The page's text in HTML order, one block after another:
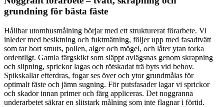
grundning för bästa fäste
Hållbar utomhusmålning börjar med ett strukturerat förarbete. Vi
inleder med besiktning och fuktmätning, följer upp med fasadtvätt
som tar bort smuts, pollen, alger och mögel, och låter ytan torka
ordentligt. Gamla färgskikt som släppt avlägsnas genom skrapning
och slipning, sprickor lagas och rötskadat trä byts vid behov.
Spikskallar efterdras, fogar ses över och ytor grundmålas för
optimalt fäste och jämn sugning. För putsfasader lagar vi sprickor
och skador innan primer och färg appliceras. Det noggranna
underarbetet säkrar en slitstark målning som inte flagnar i förtid.